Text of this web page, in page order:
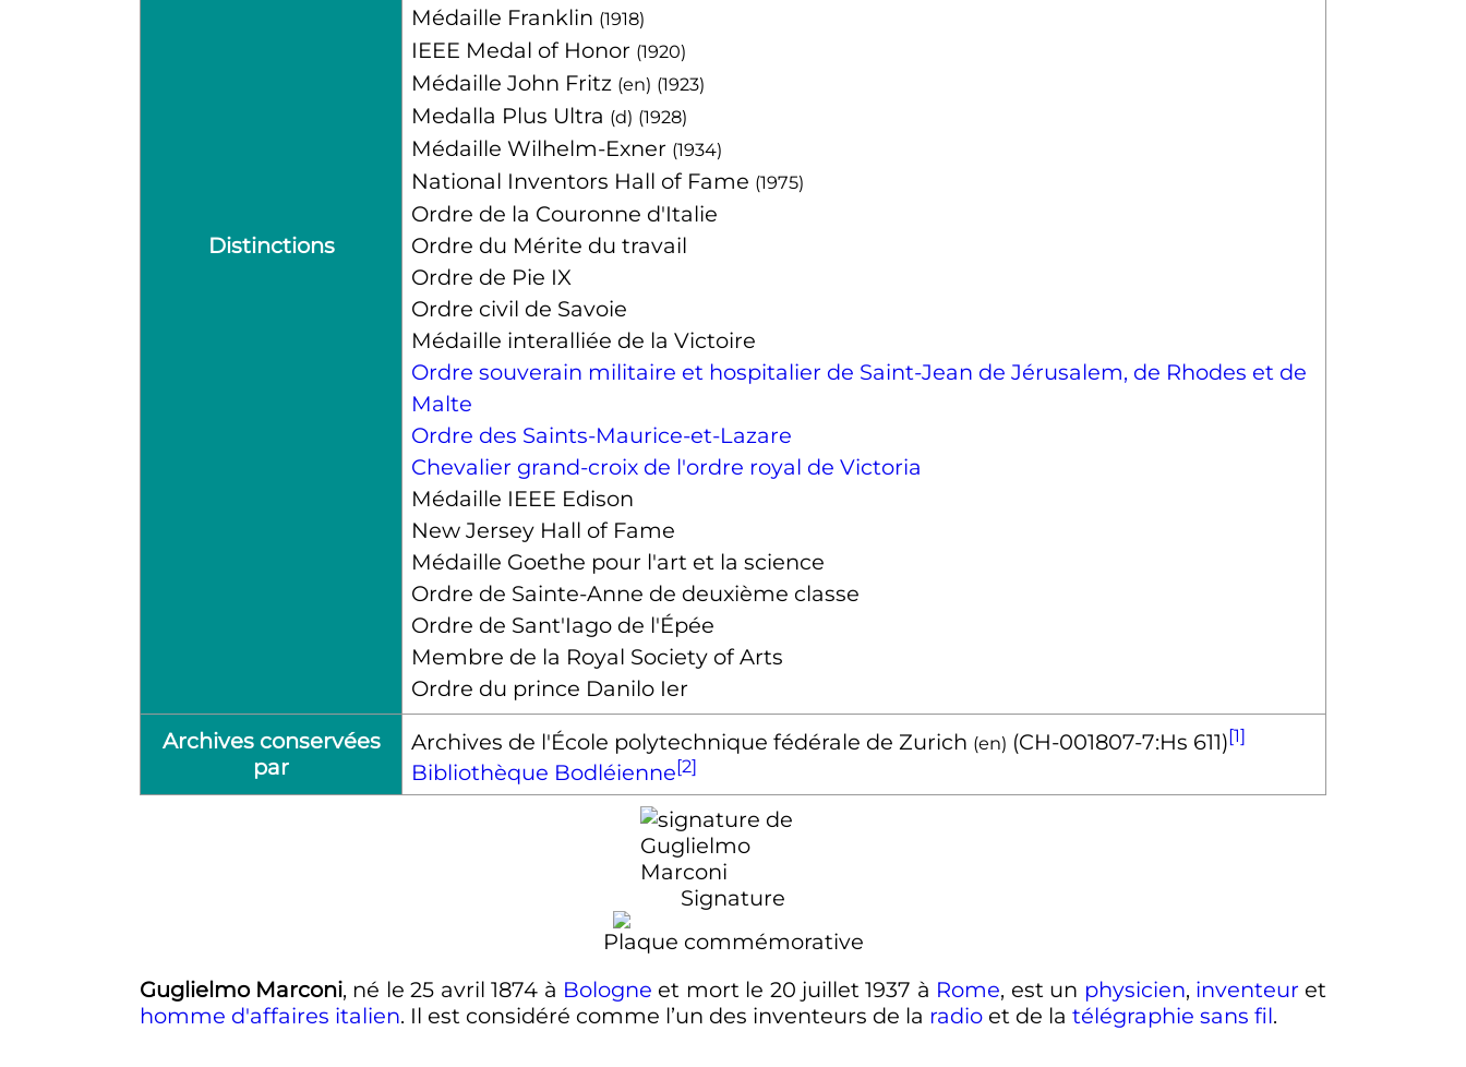
Distinctions
Médaille Franklin (1918)
IEEE Medal of Honor (1920)
Médaille John Fritz (en) (1923)
Medalla Plus Ultra (d) (1928)
Médaille Wilhelm-Exner (1934)
National Inventors Hall of Fame (1975)
Ordre de la Couronne d'Italie
Ordre du Mérite du travail
Ordre de Pie IX
Ordre civil de Savoie
Médaille interalliée de la Victoire
Ordre souverain militaire et hospitalier de Saint-Jean de Jérusalem, de Rhodes et de
Malte
Ordre des Saints-Maurice-et-Lazare
Chevalier grand-croix de l'ordre royal de Victoria
Médaille IEEE Edison
New Jersey Hall of Fame
Médaille Goethe pour l'art et la science
Ordre de Sainte-Anne de deuxième classe
Ordre de Sant'Iago de l'Épée
Membre de la Royal Society of Arts
Ordre du prince Danilo Ier
Archives conservées
par
Archives de l'École polytechnique fédérale de Zurich (en) (CH-001807-7:Hs 611)[1]
Bibliothèque Bodléienne[2]
Signature
Plaque commémorative
Guglielmo Marconi, né le25 avril 1874 à Bologne et mort le 20 juillet 1937 à Rome, est un physicien, inventeur et
homme d'affaires italien. Il est considéré comme l’un des inventeurs de la radioet de la télégraphie sans fil.